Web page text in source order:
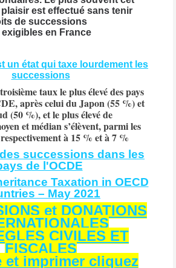
est effectué sans tenir
de successions
en France
un état qui taxe lourdement les
successions
taux le plus élevé des pays
après celui du Japon (55 %) et
(50 %), et le plus élevé de
et médian s’élèvent, parmi les
à 15 % et à 7 %
successions dans les
de l'OCDE
Taxation in OECD
– May 2021
et DONATIONS
CIVILES ET
FISCALES
et imprimer cliquez